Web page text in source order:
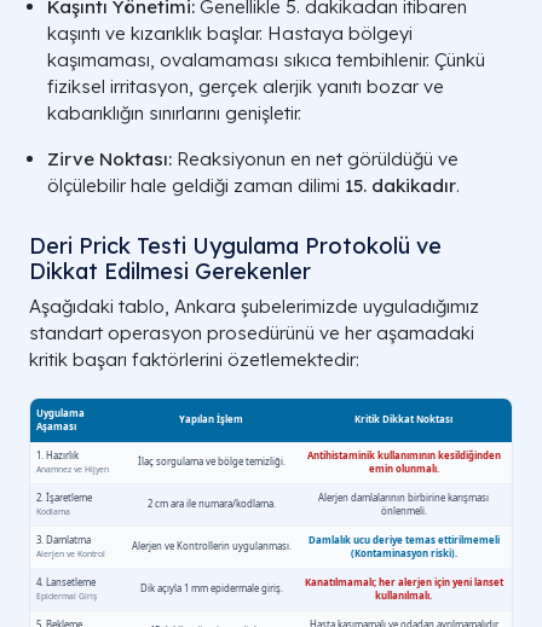
Kaşıntı Yönetimi: Genellikle 5. dakikadan itibaren
kaşıntı ve kızarıklık başlar. Hastaya bölgeyi
kaşımaması, ovalamaması sıkıca tembihlenir. Çünkü
fiziksel irritasyon, gerçek alerjik yanıtı bozar ve
kabarıklığın sınırlarını genişletir.
Zirve Noktası: Reaksiyonun en net görüldüğü ve
ölçülebilir hale geldiği zaman dilimi 15. dakikadır.
Deri Prick Testi Uygulama Protokolü ve
Dikkat Edilmesi Gerekenler
Aşağıdaki tablo, Ankara şubelerimizde uyguladığımız
standart operasyon prosedürünü ve her aşamadaki
kritik başarı faktörlerini özetlemektedir: